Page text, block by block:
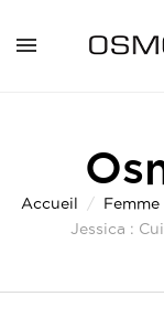
Accueil Femme
Jessica :